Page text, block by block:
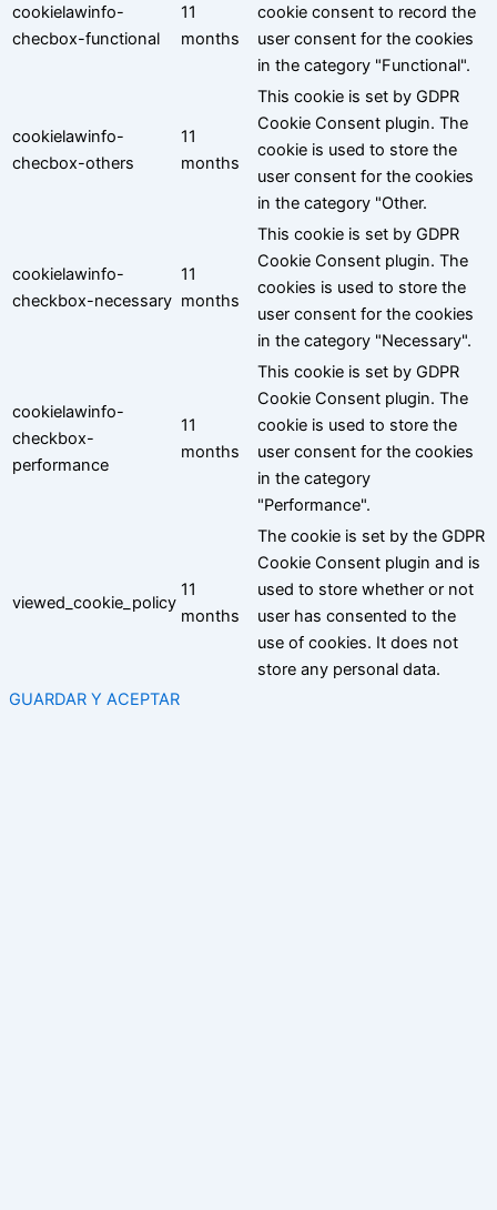
cookielawinfo-
checbox-functional
11
months
cookie consent to record the
user consent for the cookies
in the category "Functional".
cookielawinfo-
checbox-others
11
months
This cookie is set by GDPR
Cookie Consent plugin. The
cookie is used to store the
user consent for the cookies
in the category "Other.
cookielawinfo-
checkbox-necessary
11
months
This cookie is set by GDPR
Cookie Consent plugin. The
cookies is used to store the
user consent for the cookies
in the category "Necessary".
cookielawinfo-
checkbox-
performance
11
months
This cookie is set by GDPR
Cookie Consent plugin. The
cookie is used to store the
user consent for the cookies
in the category
"Performance".
viewed_cookie_policy
11
months
The cookie is set by the GDPR
Cookie Consent plugin and is
used to store whether or not
user has consented to the
use of cookies. It does not
store any personal data.
GUARDAR Y ACEPTAR